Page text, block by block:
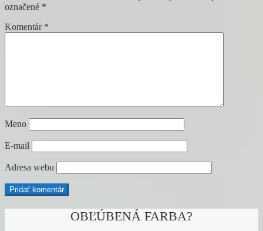
označené *
Komentár *
Meno
E-mail
Adresa webu
OBĽÚBENÁ FARBA?